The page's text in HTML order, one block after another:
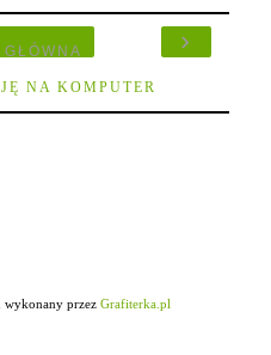
›
NA KOMPUTER
wykonany przez Grafiterka.pl